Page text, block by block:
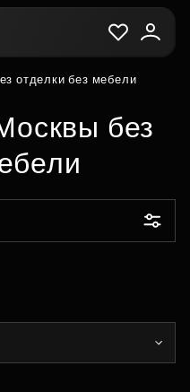
отделки без мебели
без